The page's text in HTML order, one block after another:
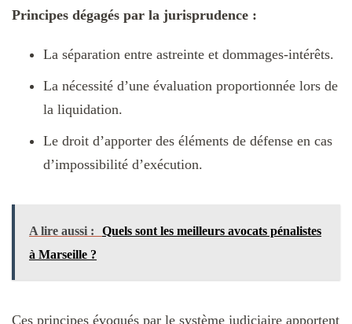
Principes dégagés par la jurisprudence :
La séparation entre astreinte et dommages-intérêts.
La nécessité d’une évaluation proportionnée lors de
la liquidation.
Le droit d’apporter des éléments de défense en cas
d’impossibilité d’exécution.
A lire aussi :
Quels sont les meilleurs avocats pénalistes
à Marseille ?
Ces principes évoqués par le système judiciaire apportent